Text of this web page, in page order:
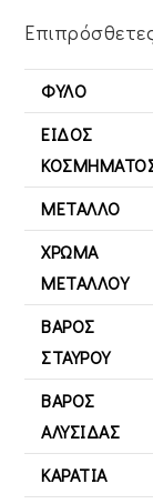
ΦΎΛΟ
ΕΊΔΟΣ
ΜΈΤΑΛΛΟ
ΧΡΏΜΑ
ΜΕΤΆΛΛΟΥ
ΒΆΡΟΣ
ΣΤΑΥΡΟΎ
ΒΆΡΟΣ
ΑΛΥΣΊΔΑΣ
ΚΑΡΆΤΙΑ